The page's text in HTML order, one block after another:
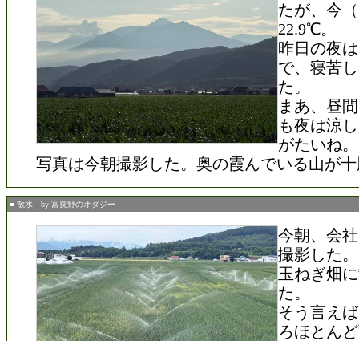
たが、今
22.9℃。
昨日の夜
で、寝苦
た。
まあ、昼
も夜は涼
がたいね。
写真は今朝撮影した。奥の霞んでいる山が
■ 散水 by 富良野のオダジー
今朝、会
撮影した。
玉ねぎ畑
た。
そう言え
ろほとん